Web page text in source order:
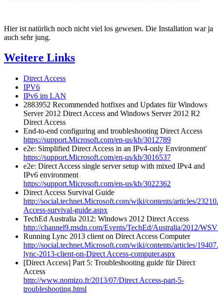
Hier ist natürlich noch nicht viel los gewesen. Die Installation war ja
auch sehr jung.
Weitere Links
Direct Access
IPV6
IPv6 im LAN
2883952 Recommended hotfixes and Updates für Windows
Server 2012 Direct Access and Windows Server 2012 R2
Direct Access
End-to-end configuring and troubleshooting Direct Access
https://support.Microsoft.com/en-us/kb/3012789
e2e: Simplified Direct Access in an IPv4-only Environment'
https://support.Microsoft.com/en-us/kb/3016537
e2e: Direct Access single server setup with mixed IPv4 and
IPv6 environment
https://support.Microsoft.com/en-us/kb/3022362
Direct Access Survival Guide
http://social.technet.Microsoft.com/wiki/contents/articles/
Access-survival-guide.aspx
TechEd Australia 2012: Windows 2012 Direct Access
http://channel9.msdn.com/Events/TechEd/Australia/2012/
Running Lync 2013 client on Direct Access Computer
http://social.technet.Microsoft.com/wiki/contents/articles/
lync-2013-client-on-Direct Access-computer.aspx
[Direct Access] Part 5: Troubleshooting guide für Direct
Access
http://www.nomizo.fr/2013/07/Direct Access-part-5-
troubleshooting.html